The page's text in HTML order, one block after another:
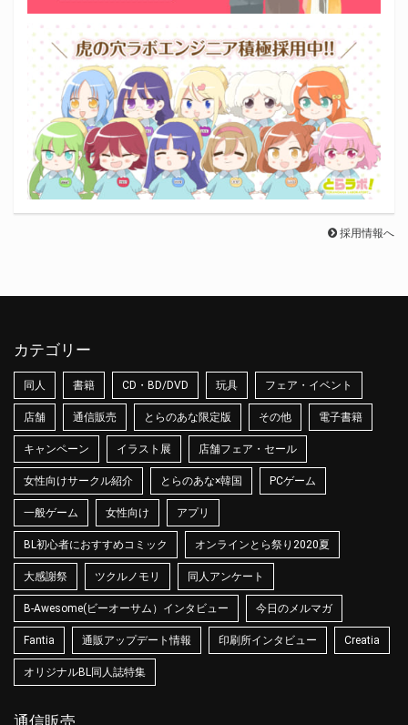
採用情報へ
カテゴリー
同人 書籍 CD・BD/DVD 玩具 フェア・イベント
店舗 通信販売 とらのあな限定版 その他 電子書籍
キャンペーン イラスト展 店舗フェア・セール
女性向けサークル紹介 とらのあな×韓国 PCゲーム
一般ゲーム 女性向け アプリ
BL初心者におすすめコミック オンラインとら祭り2020夏
大感謝祭 ツクルノモリ 同人アンケート
B-Awesome(ビーオーサム）インタビュー 今日のメルマガ
Fantia 通販アップデート情報 印刷所インタビュー Creatia
オリジナルBL同人誌特集
通信販売